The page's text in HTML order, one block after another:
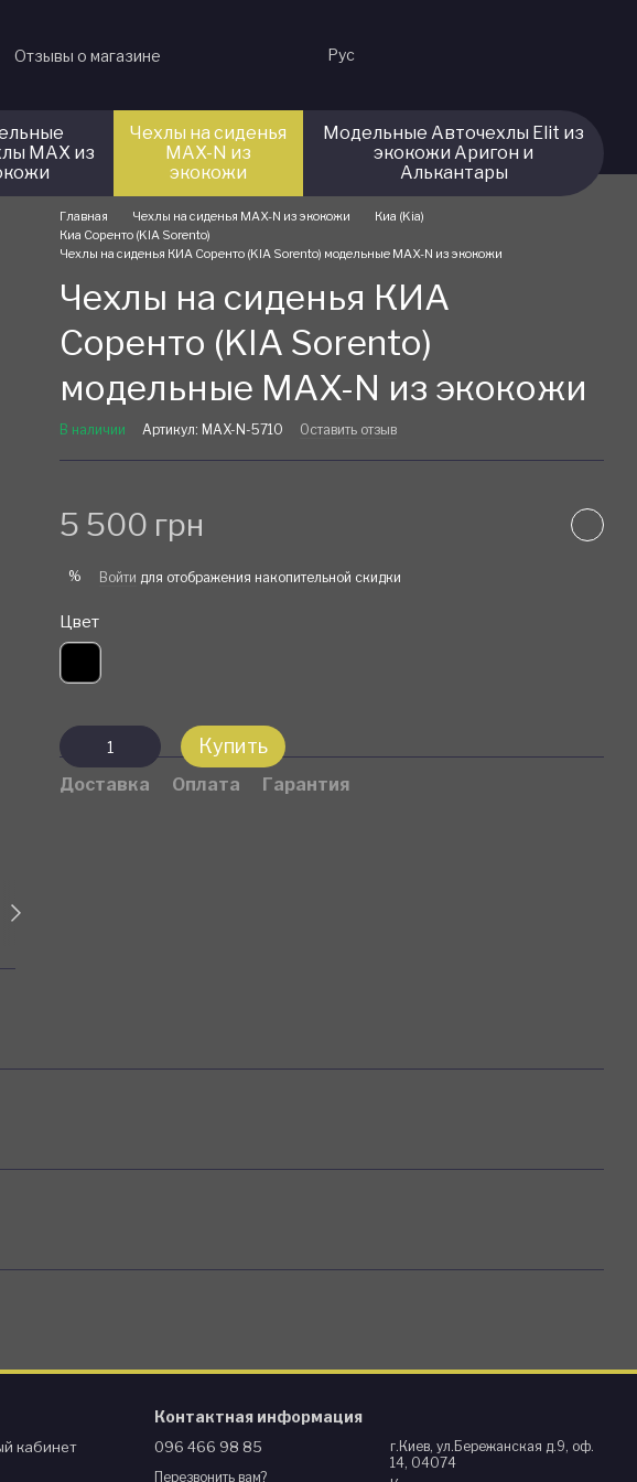
Отзывы о магазине Рус
MAX из
Чехлы на сиденья
MAX-N из
экокожи
Модельные Авточехлы Elit из
экокожи Аригон и
Алькантары
Главная Чехлы на сиденья MAX-N из экокожи
Киа (Kia)
Киа Соренто (KIA Sorento)
Чехлы на сиденья КИА Соренто (KIA Sorento) модельные MAX-N из экокожи
Чехлы на сиденья КИА
Соренто (KIA Sorento)
модельные MAX-N из экокожи
В наличии Артикул: MAX-N-5710 Оставить отзыв
5 500 грн
% Войти для отображения накопительной скидки
Цвет
Купить
Доставка Оплата Гарантия
кабинет
Контактная информация
096 466 98 85
Перезвонить вам?
г.Киев, ул.Бережанская д.9, оф.
14, 04074